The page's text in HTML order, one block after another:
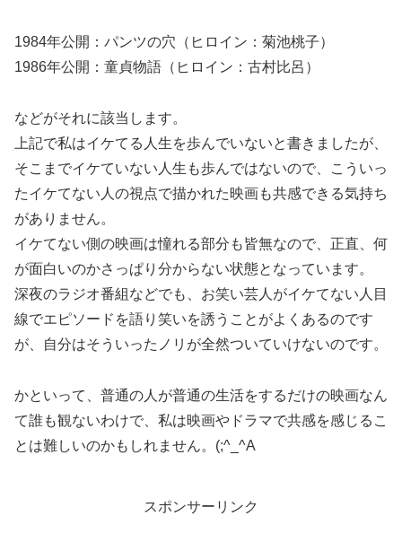
1984年公開：パンツの穴（ヒロイン：菊池桃子）
1986年公開：童貞物語（ヒロイン：古村比呂）
などがそれに該当します。
上記で私はイケてる人生を歩んでいないと書きましたが、
そこまでイケていない人生も歩んではないので、こういっ
たイケてない人の視点で描かれた映画も共感できる気持ち
がありません。
イケてない側の映画は憧れる部分も皆無なので、正直、何
が面白いのかさっぱり分からない状態となっています。
深夜のラジオ番組などでも、お笑い芸人がイケてない人目
線でエピソードを語り笑いを誘うことがよくあるのです
が、自分はそういったノリが全然ついていけないのです。
かといって、普通の人が普通の生活をするだけの映画なん
て誰も観ないわけで、私は映画やドラマで共感を感じるこ
とは難しいのかもしれません。(;^_^A
スポンサーリンク